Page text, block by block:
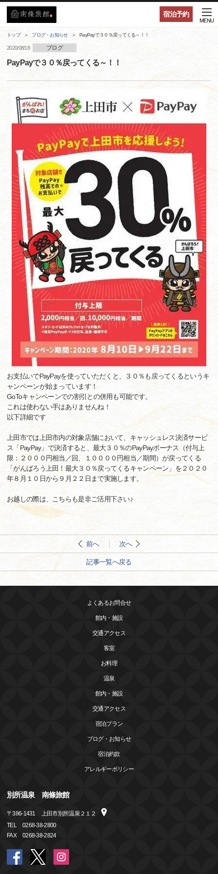
宿泊予約
MENU
トップ ブログ・お知らせ PayPayで３０％戻ってくる～！！
2020/08/18 ブログ
PayPayで３０％戻ってくる～！！
お支払いでPayPayを使っていただくと、３０％も戻ってくるというキ
ャンペーンが始まっています！
GoToキャンペーンでの割引との併用も可能です。
これは使わない手はありませんね！
以下詳細です
上田市では上田市内の対象店舗において、キャッシュレス決済サービ
ス「PayPay」で決済すると、最大３０％のPayPayボーナス（付与上
限：２０００円相当／回、１００００円相当／期間）が戻ってくる
「がんばろう上田！最大３０％戻ってくるキャンペーン」を２０２０
年８月１０日から９月２２日まで実施します。
お越しの際は、こちらも是非ご活用下さい♪
前へ 次へ
記事一覧へ戻る
よくあるお問合せ
館内・施設
交通アクセス
客室
お料理
温泉
館内・施設
交通アクセス
宿泊プラン
ブログ・お知らせ
宿泊約款
アレルギーポリシー
別所温泉 南條旅館
〒386-1431
上田市別所温泉２１２
TEL
0268-38-2800
FAX
0268-38-2824